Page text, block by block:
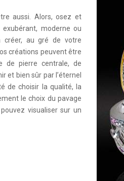
aussi. Alors, osez et
moderne ou
créer, au gré de votre
créations peuvent être
de pierre centrale, de
et bien sûr par l’éternel
de choisir la qualité, la
le choix du pavage
visualiser sur un